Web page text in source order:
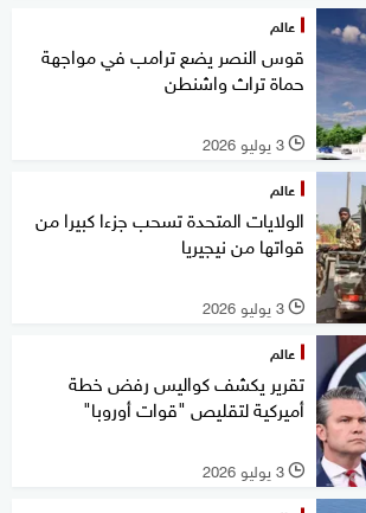
عالم
قوس النصر يضع ترامب في مواجهة
حماة تراث واشنطن
l 3 يوليو 2026
عالم
الولايات المتحدة تسحب جزءا كبيرا من
قواتها من نيجيريا
l 3 يوليو 2026
عالم
تقرير يكشف كواليس رفض خطة
أميركية لتقليص "قوات أوروبا"
l 3 يوليو 2026